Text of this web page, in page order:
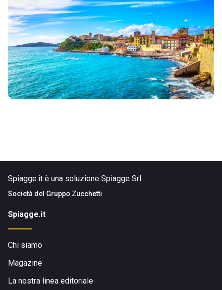
Spiagge.it è una soluzione Spiagge Srl
Società del Gruppo Zucchetti
Spiagge.it
Chi siamo
Magazine
La nostra linea editoriale